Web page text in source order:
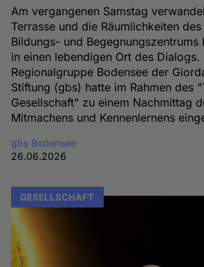
Am vergangenen Samstag
Terrasse und die Räumlichkeiten
Bildungs- und Begegnungszentrums
in einen lebendigen Ort des Dialogs.
Regionalgruppe Bodensee der
Stiftung (gbs) hatte im Rahmen des
Gesellschaft" zu einem Nachmittag
Mitmachens und Kennenlernens
gbs Bodensee
26.06.2026
GESELLSCHAFT